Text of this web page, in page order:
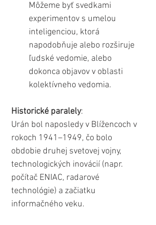
Môžeme byť svedkami
experimentov s umelou
inteligenciou, ktorá
napodobňuje alebo rozširuje
ľudské vedomie, alebo
dokonca objavov v oblasti
kolektívneho vedomia.
Historické paralely:
Urán bol naposledy v Blížencoch v
rokoch 1941–1949, čo bolo
obdobie druhej svetovej vojny,
technologických inovácií (napr.
počítač ENIAC, radarové
technológie) a začiatku
informačného veku.